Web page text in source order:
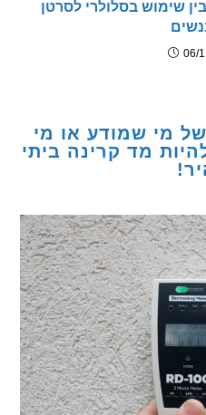
בסלולרי לסרטן
או מי
קרינה ביתי